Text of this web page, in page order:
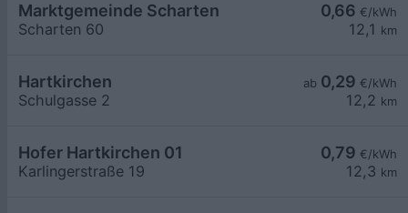
0,66 €/kWh
12,1 km
Marktgemeinde Scharten
Scharten 60
ab 0,29 €/kWh
12,2 km
Hartkirchen
Schulgasse 2
0,79 €/kWh
12,3 km
Hofer Hartkirchen 01
Karlingerstraße 19